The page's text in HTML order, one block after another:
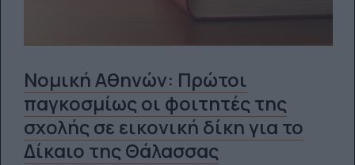
Νομική Αθηνών: Πρώτοι
παγκοσμίως οι φοιτητές της
σχολής σε εικονική δίκη για το
Δίκαιο της Θάλασσας